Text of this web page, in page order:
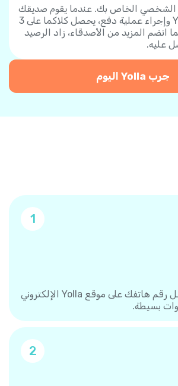
الشخصي الخاص بك. عندما يقوم صديقك
بتثبيت تطبيق Yolla وإجراء عملية دفع، يحصل كلاكما على 3
انضم المزيد من الأصدقاء، زاد الرصيد
عليه.
جرب Yolla اليوم
1
أنشئ حسابك. سجل رقم هاتفك على موقع Yolla الإلكتروني
بسيطة.
2